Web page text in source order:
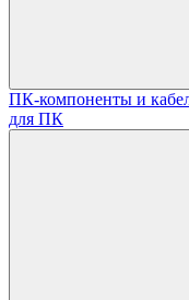
ПК-компоненты и
для ПК